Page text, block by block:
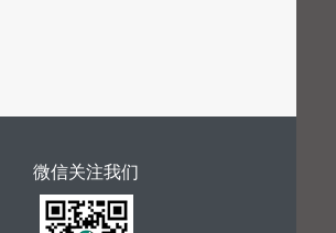
微信关注我们